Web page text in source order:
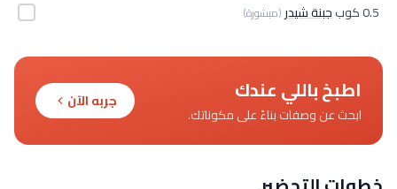
0.5 كوب
جبنة شيدر (مبشورة)
اطبخ باللي عندك
ابحث عن وصفات بناءً على مكوناتك.
جربه الآن